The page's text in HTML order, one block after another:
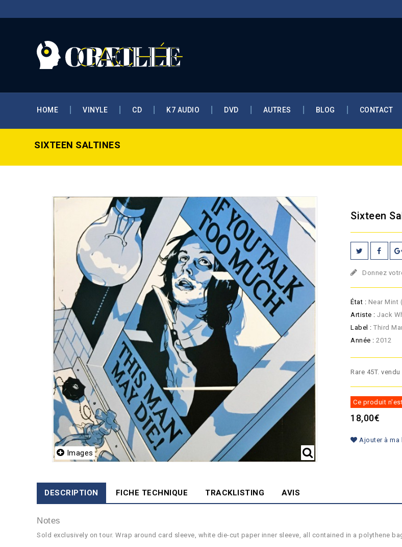
HOME VINYLE CD K7 AUDIO DVD AUTRES BLOG CONTACT
SIXTEEN SALTINES
Images
Sixteen
Donnez
État : Near Mint
Artiste : Jack
Label : Third
Année : 2012
Rare 45T.
Ce produit
18,00€
Ajouter à ma
DESCRIPTION FICHE TECHNIQUE TRACKLISTING AVIS
Notes
Sold exclusively on tour. Wrap around card sleeve, white die-cut paper inner sleeve, all contained in a polythene